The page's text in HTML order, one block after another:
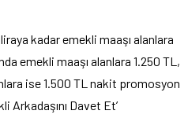
kadar emekli maaşı alanlara
emekli maaşı alanlara 1.250 TL,
ise 1.500 TL nakit promosyon
Arkadaşını Davet Et’